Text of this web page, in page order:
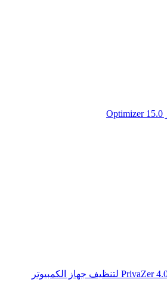
PrivaZer 4.0.71 _ Silent Mr Professor لتنظيف جهاز الكمبيوتر